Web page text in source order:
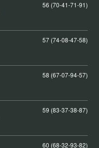
56 (70-41-71-91)
57 (74-08-47-58)
58 (67-07-94-57)
59 (83-37-38-87)
60 (68-32-93-82)